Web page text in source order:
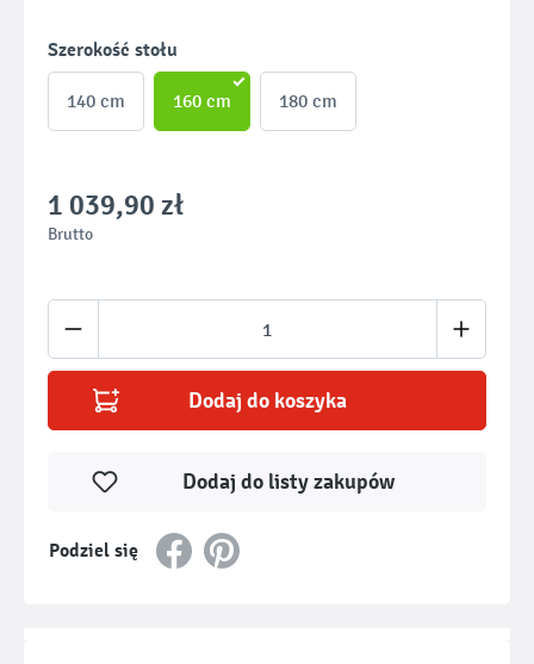
Wybierz
Szerokość stołu
140 cm 160 cm 180 cm
1 039,90 zł
Brutto
Ilość produktu: Wprowadź żądaną ilość
Dodaj do koszyka
Podziel się
Dodaj do listy zakupów